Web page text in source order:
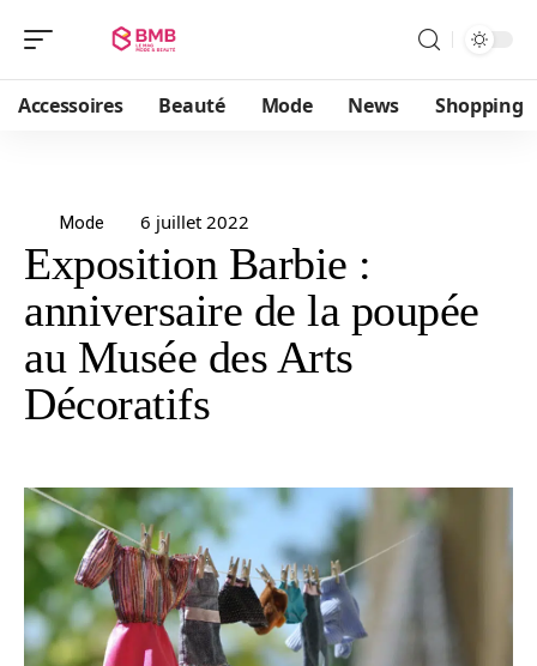
Accessoires Beauté Mode News Shopping
Mode 6 juillet 2022
Exposition Barbie :
anniversaire de la poupée
au Musée des Arts
Décoratifs